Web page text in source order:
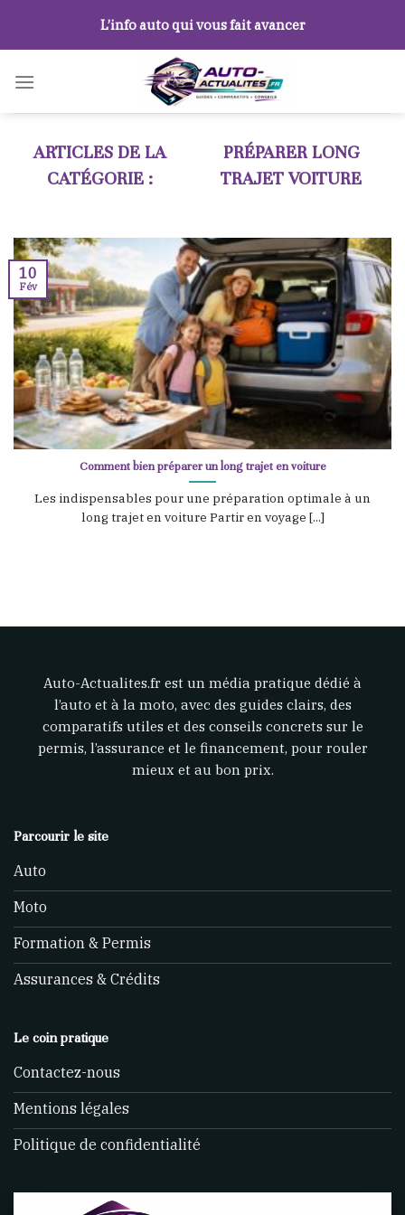
content
L’info auto qui vous fait avancer
PRÉPARER LONG
TRAJET VOITURE
Comment bien préparer un long trajet en voiture
Les indispensables pour une préparation optimale à un
long trajet en voiture Partir en voyage [...]
10
Fév
Auto-Actualites.fr est un média pratique dédié à
l’auto et à la moto, avec des guides clairs, des
comparatifs utiles et des conseils concrets sur le
permis, l’assurance et le financement, pour rouler
mieux et au bon prix.
Parcourir le site
Auto
Moto
Formation & Permis
Assurances & Crédits
Le coin pratique
Contactez-nous
Mentions légales
Politique de confidentialité